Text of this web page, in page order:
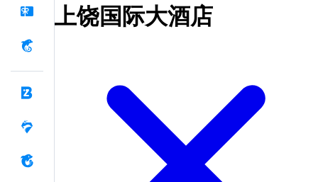
上饶国际大酒店